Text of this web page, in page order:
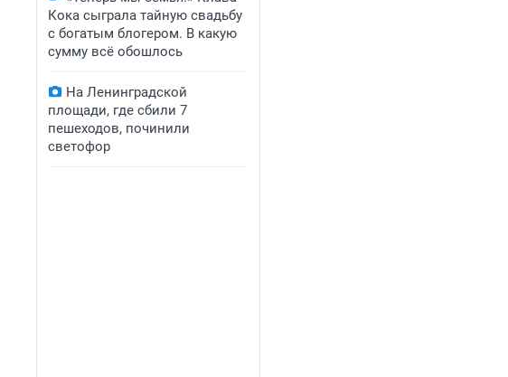
Кока сыграла тайную свадьбу
с богатым блогером. В какую
сумму всё обошлось
На Ленинградской
площади, где сбили 7
пешеходов, починили
светофор